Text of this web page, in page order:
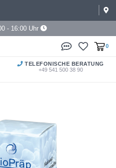
- 16:00 Uhr
0
TELEFONISCHE BERATUNG
+49 541 500 38 90